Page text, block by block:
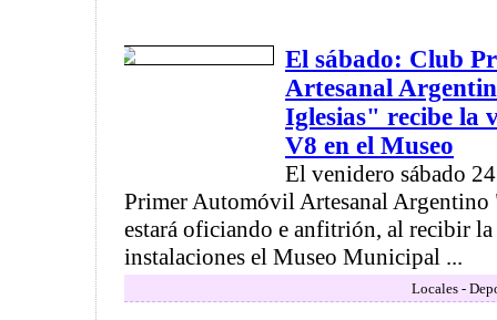
El sábado: Club
Artesanal
Iglesias" recibe la
V8 en el Museo
El venidero sábado
Primer Automóvil Artesanal
estará oficiando e anfitrión, al recibir
instalaciones el Museo Municipal ...
Locales -